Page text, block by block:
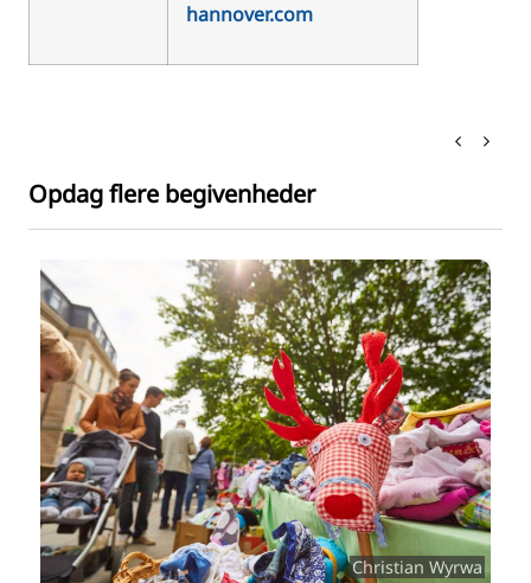
hannover.com
Opdag flere begivenheder
Christian Wyrwa